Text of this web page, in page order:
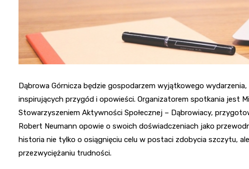
Dąbrowa Górnicza będzie gospodarzem wyjątkowego
inspirujących przygód i opowieści. Organizatorem spotkania jest
Stowarzyszeniem Aktywności Społecznej – Dąbrowiacy,
Robert Neumann opowie o swoich doświadczeniach jako
historia nie tylko o osiągnięciu celu w postaci zdobycia szczytu,
przezwyciężaniu trudności.